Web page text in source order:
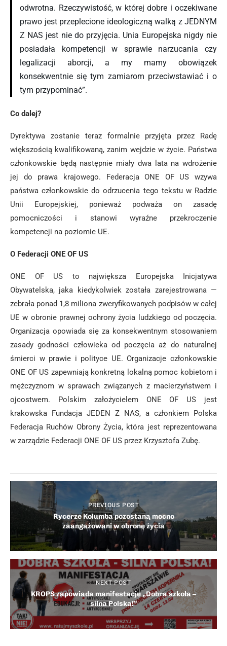
odwrotna. Rzeczywistość, w której dobre i oczekiwane
prawo jest przeplecione ideologiczną walką z JEDNYM
Z NAS jest nie do przyjęcia. Unia Europejska nigdy nie
posiadała kompetencji w sprawie narzucania czy
legalizacji aborcji, a my mamy obowiązek
konsekwentnie się tym zamiarom przeciwstawiać i o
tym przypominać”.
Co dalej?
Dyrektywa zostanie teraz formalnie przyjęta przez Radę
większością kwalifikowaną, zanim wejdzie w życie. Państwa
członkowskie będą następnie miały dwa lata na wdrożenie
jej do prawa krajowego. Federacja ONE OF US wzywa
państwa członkowskie do odrzucenia tego tekstu w Radzie
Unii Europejskiej, ponieważ podważa on zasadę
pomocniczości i stanowi wyraźne przekroczenie
kompetencji na poziomie UE.
O Federacji ONE OF US
ONE OF US to największa Europejska Inicjatywa
Obywatelska, jaka kiedykolwiek została zarejestrowana —
zebrała ponad 1,8 miliona zweryfikowanych podpisów w całej
UE w obronie prawnej ochrony życia ludzkiego od poczęcia.
Organizacja opowiada się za konsekwentnym stosowaniem
zasady godności człowieka od poczęcia aż do naturalnej
śmierci w prawie i polityce UE. Organizacje członkowskie
ONE OF US zapewniają konkretną lokalną pomoc kobietom i
mężczyznom w sprawach związanych z macierzyństwem i
ojcostwem. Polskim założycielem ONE OF US jest
krakowska Fundacja JEDEN Z NAS, a członkiem Polska
Federacja Ruchów Obrony Życia, która jest reprezentowana
w zarządzie Federacji ONE OF US przez Krzysztofa Zubę.
PREVIOUS POST
Rycerze Kolumba pozostaną mocno
zaangażowani w obronę życia
NEXT POST
KROPS zapowiada manifestację „Dobra szkoła –
silna Polska!”